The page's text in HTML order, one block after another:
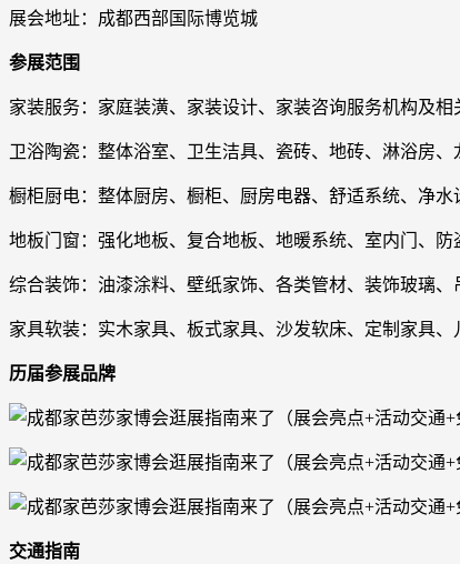
展会地址：成都西部国际博览城
参展范围
家装服务：家庭装潢、家装设计、家装咨询服务机构及相
卫浴陶瓷：整体浴室、卫生洁具、瓷砖、地砖、淋浴房
橱柜厨电：整体厨房、橱柜、厨房电器、舒适系统、净
地板门窗：强化地板、复合地板、地暖系统、室内门、
综合装饰：油漆涂料、壁纸家饰、各类管材、装饰玻璃
家具软装：实木家具、板式家具、沙发软床、定制家具
历届参展品牌
交通指南